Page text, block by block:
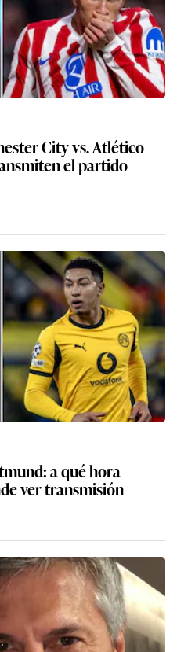
City vs. Atlético
el partido
a qué hora
ver transmisión